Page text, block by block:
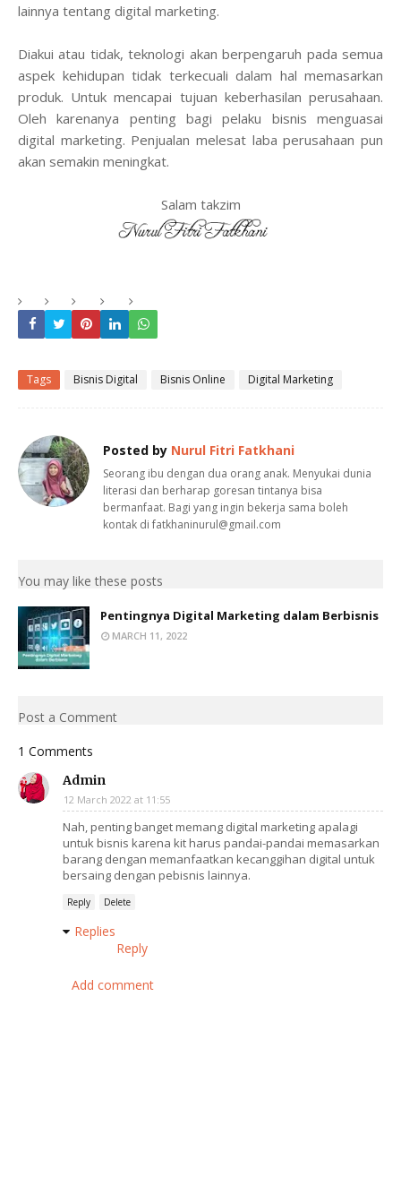
lainnya tentang digital marketing.
Diakui atau tidak, teknologi akan berpengaruh pada semua
aspek kehidupan tidak terkecuali dalam hal memasarkan
produk. Untuk mencapai tujuan keberhasilan perusahaan.
Oleh karenanya penting bagi pelaku bisnis menguasai
digital marketing. Penjualan melesat laba perusahaan pun
akan semakin meningkat.
Salam takzim
Tags Bisnis Digital Bisnis Online Digital Marketing
Posted by Nurul Fitri Fatkhani
Seorang ibu dengan dua orang anak. Menyukai dunia
literasi dan berharap goresan tintanya bisa
bermanfaat. Bagi yang ingin bekerja sama boleh
kontak di fatkhaninurul@gmail.com
You may like these posts
Pentingnya Digital Marketing dalam Berbisnis
MARCH 11, 2022
Post a Comment
1 Comments
Admin
12 March 2022 at 11:55
Nah, penting banget memang digital marketing apalagi
untuk bisnis karena kit harus pandai-pandai memasarkan
barang dengan memanfaatkan kecanggihan digital untuk
bersaing dengan pebisnis lainnya.
Reply Delete
Replies
Reply
Add comment